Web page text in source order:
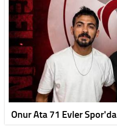
Onur Ata 71 Evler Spor'da